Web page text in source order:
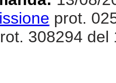
prot.
308294 del